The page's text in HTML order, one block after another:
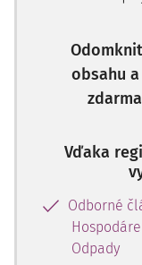
obsahu
Vďaka
Odborné
Odpady